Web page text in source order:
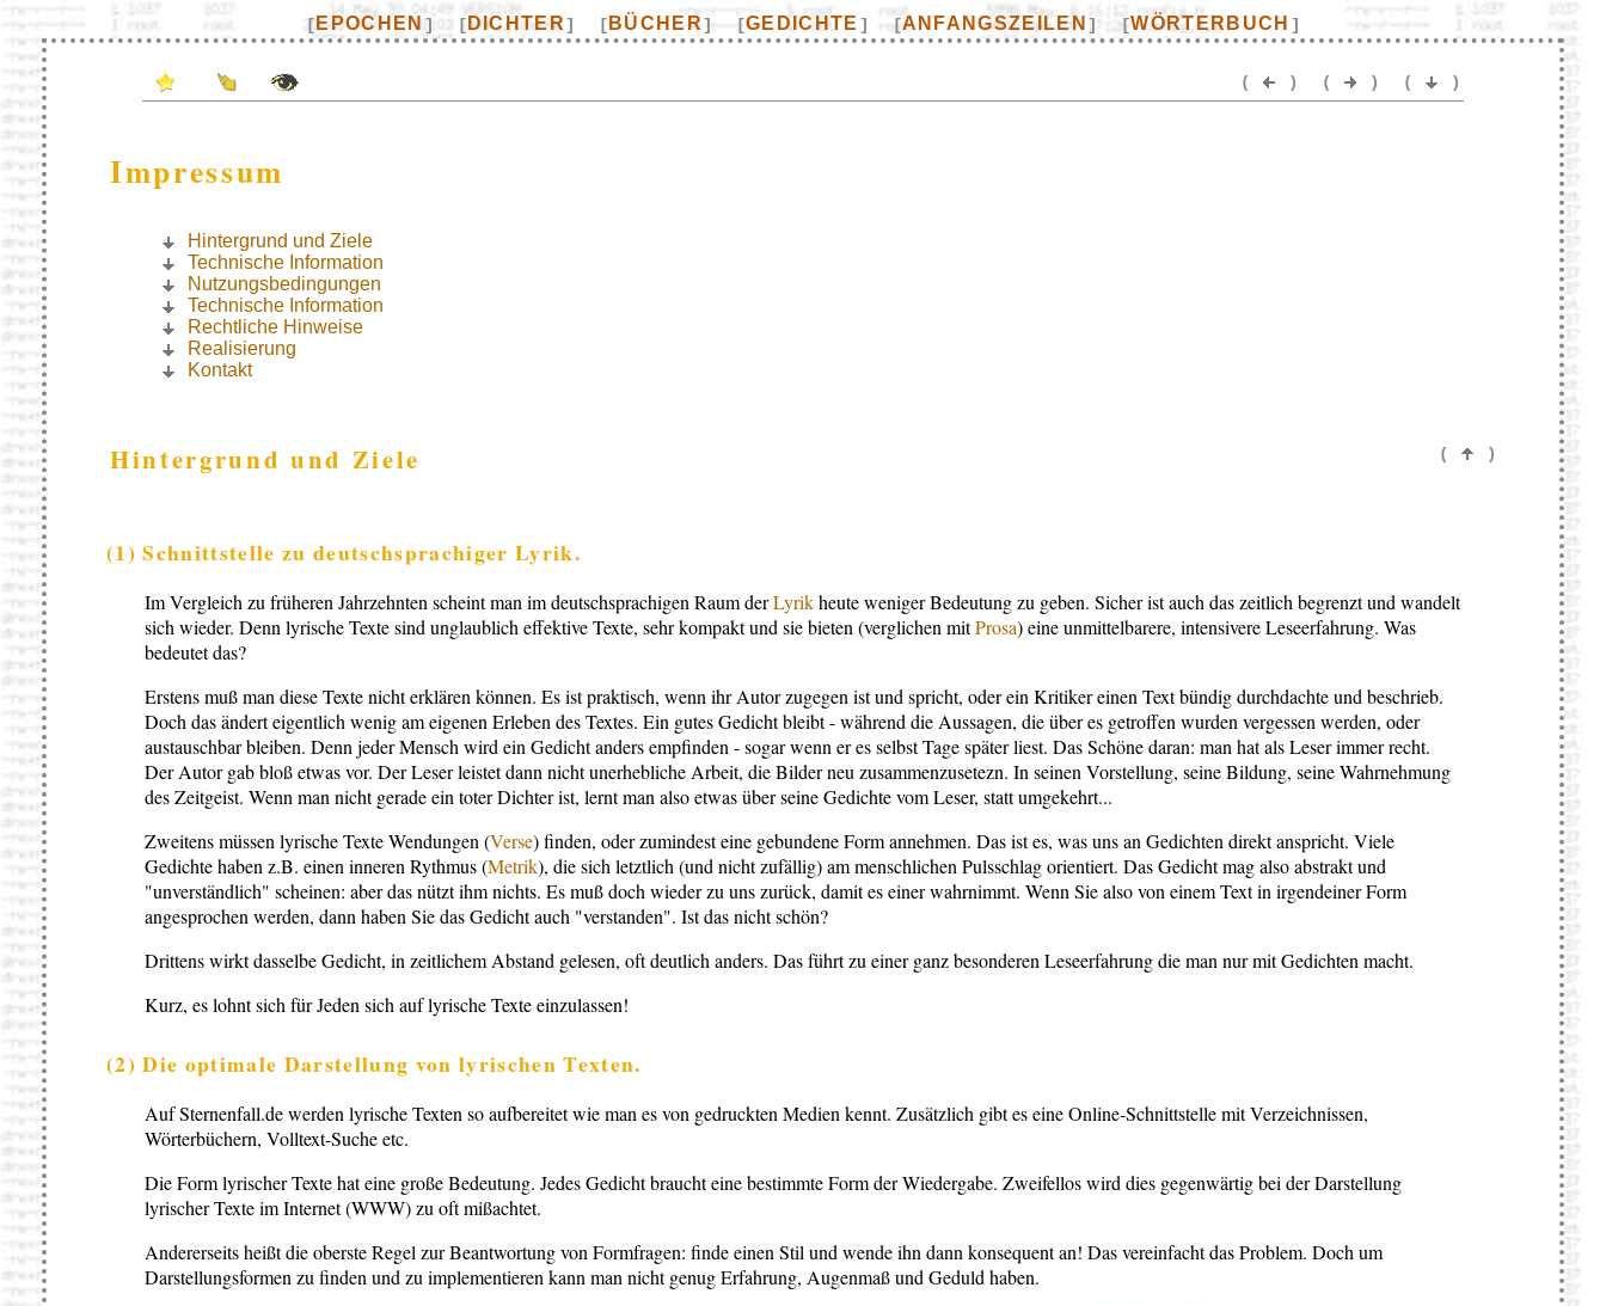
[ EPOCHEN ] [ DICHTER] [ BÜCHER] [GEDICHTE ] [ANFANGSZEILEN ] [WÖRTERBUCH ]
( ) ( ) ( )
Impressum
Hintergrund und Ziele
Technische Information
Nutzungsbedingungen
Technische Information
Rechtliche Hinweise
Realisierung
Kontakt
Hintergrund und Ziele ( )
(1) Schnittstelle zu deutschsprachiger Lyrik.
Im Vergleich zu früheren Jahrzehnten scheint man im deutschsprachigen Raum derLyrikheute weniger Bedeutung zu geben. Sicher ist auch das zeitlich begrenzt und wandelt
sich wieder. Denn lyrische Texte sind unglaublich effektive Texte, sehr kompakt und sie bieten (verglichen mitProsa) eine unmittelbarere, intensivere Leseerfahrung. Was
bedeutet das?
Erstens muß man diese Texte nicht erklären können. Es ist praktisch, wenn ihr Autor zugegen ist und spricht, oder ein Kritiker einen Text bündig durchdachte und beschrieb.
Doch das ändert eigentlich wenig am eigenen Erleben des Textes. Ein gutes Gedicht bleibt - während die Aussagen, die über es getroffen wurden vergessen werden, oder
austauschbar bleiben. Denn jeder Mensch wird ein Gedicht anders empfinden - sogar wenn er es selbst Tage später liest. Das Schöne daran: man hat als Leser immer recht.
Der Autor gab bloß etwas vor. Der Leser leistet dann nicht unerhebliche Arbeit, die Bilder neu zusammenzusetezn. In seinen Vorstellung, seine Bildung, seine Wahrnehmung
des Zeitgeist. Wenn man nicht gerade ein toter Dichter ist, lernt man also etwas über seine Gedichte vom Leser, statt umgekehrt...
Zweitens müssen lyrische Texte Wendungen (Verse) finden, oder zumindest eine gebundene Form annehmen. Das ist es, was uns an Gedichten direkt anspricht. Viele
Gedichte haben z.B. einen inneren Rythmus (Metrik), die sich letztlich (und nicht zufällig) am menschlichen Pulsschlag orientiert. Das Gedicht mag also abstrakt und
"unverständlich" scheinen: aber das nützt ihm nichts. Es muß doch wieder zu uns zurück, damit es einer wahrnimmt. Wenn Sie also von einem Text in irgendeiner Form
angesprochen werden, dann haben Sie das Gedicht auch "verstanden". Ist das nicht schön?
Drittens wirkt dasselbe Gedicht, in zeitlichem Abstand gelesen, oft deutlich anders. Das führt zu einer ganz besonderen Leseerfahrung die man nur mit Gedichten macht.
Kurz, es lohnt sich für Jeden sich auf lyrische Texte einzulassen!
(2) Die optimale Darstellung von lyrischen Texten.
Auf Sternenfall.de werden lyrische Texten so aufbereitet wie man es von gedruckten Medien kennt. Zusätzlich gibt es eine Online-Schnittstelle mit Verzeichnissen,
Wörterbüchern, Volltext-Suche etc.
Die Form lyrischer Texte hat eine große Bedeutung. Jedes Gedicht braucht eine bestimmte Form der Wiedergabe. Zweifellos wird dies gegenwärtig bei der Darstellung
lyrischer Texte im Internet (WWW) zu oft mißachtet.
Andererseits heißt die oberste Regel zur Beantwortung von Formfragen: finde einen Stil und wende ihn dann konsequent an! Das vereinfacht das Problem. Doch um
Darstellungsformen zu finden und zu implementieren kann man nicht genug Erfahrung, Augenmaß und Geduld haben.